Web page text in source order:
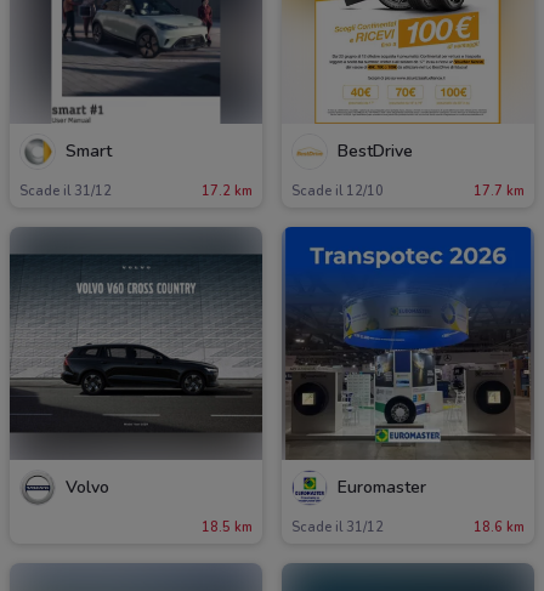
Smart
Scade il 31/12 17.2 km
BestDrive
Scade il 12/10 17.7 km
Volvo
18.5 km
Euromaster
Scade il 31/12 18.6 km